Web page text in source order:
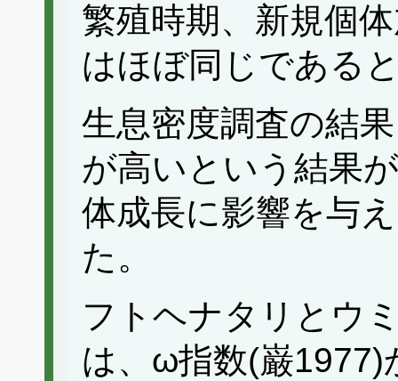
繁殖時期、新規個
はほぼ同じである
生息密度調査の結
が高いという結果
体成長に影響を与
た。
フトヘナタリとウ
は、ω指数(巌1977)